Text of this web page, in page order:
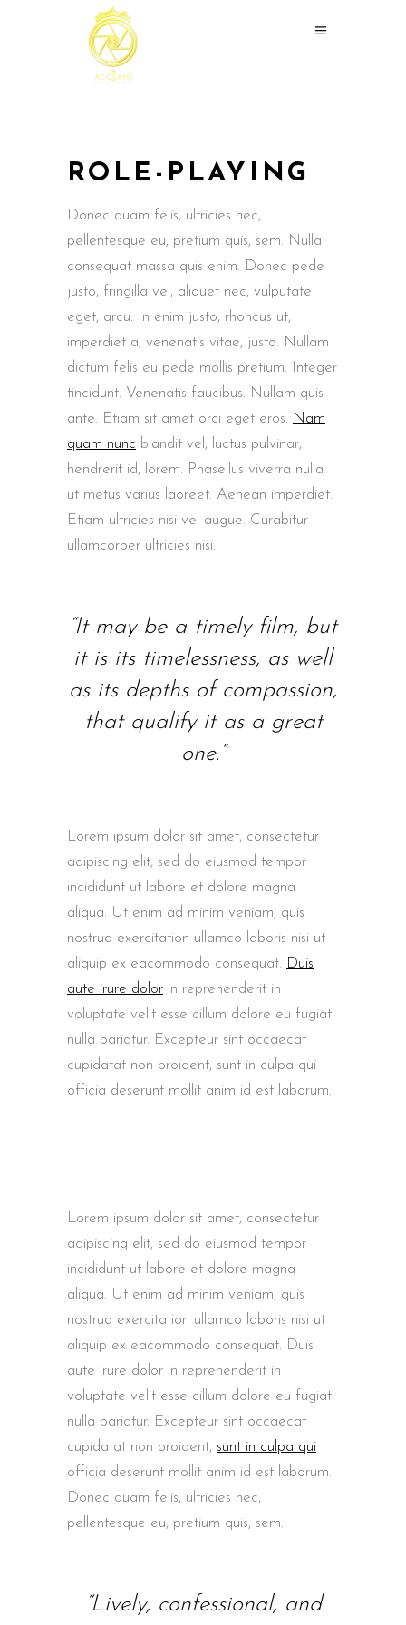
ROLE-PLAYING
Donec quam felis, ultricies nec,
pellentesque eu, pretium quis, sem. Nulla
consequat massa quis enim. Donec pede
justo, fringilla vel, aliquet nec, vulputate
eget, arcu. In enim justo, rhoncus ut,
imperdiet a, venenatis vitae, justo. Nullam
dictum felis eu pede mollis pretium. Integer
tincidunt. Venenatis faucibus. Nullam quis
ante. Etiam sit amet orci eget eros. Nam
quam nunc blandit vel, luctus pulvinar,
hendrerit id, lorem. Phasellus viverra nulla
ut metus varius laoreet. Aenean imperdiet.
Etiam ultricies nisi vel augue. Curabitur
ullamcorper ultricies nisi.
“It may be a timely film, but
it is its timelessness, as well
as its depths of compassion,
that qualify it as a great
one.”
Lorem ipsum dolor sit amet, consectetur
adipiscing elit, sed do eiusmod tempor
incididunt ut labore et dolore magna
aliqua. Ut enim ad minim veniam, quis
nostrud exercitation ullamco laboris nisi ut
aliquip ex eacommodo consequat. Duis
aute irure dolor in reprehenderit in
voluptate velit esse cillum dolore eu fugiat
nulla pariatur. Excepteur sint occaecat
cupidatat non proident, sunt in culpa qui
officia deserunt mollit anim id est laborum.
Lorem ipsum dolor sit amet, consectetur
adipiscing elit, sed do eiusmod tempor
incididunt ut labore et dolore magna
aliqua. Ut enim ad minim veniam, quis
nostrud exercitation ullamco laboris nisi ut
aliquip ex eacommodo consequat. Duis
aute irure dolor in reprehenderit in
voluptate velit esse cillum dolore eu fugiat
nulla pariatur. Excepteur sint occaecat
cupidatat non proident, sunt in culpa qui
officia deserunt mollit anim id est laborum.
Donec quam felis, ultricies nec,
pellentesque eu, pretium quis, sem.
“Lively, confessional, and